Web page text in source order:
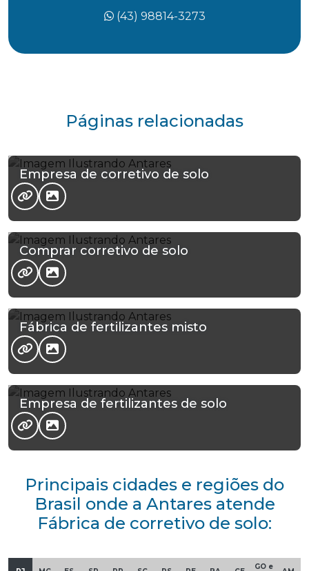
(43) 98814-3273
Páginas relacionadas
Empresa de corretivo de solo
Comprar corretivo de solo
Fábrica de fertilizantes misto
Empresa de fertilizantes de solo
Principais cidades e regiões do
Brasil onde a Antares atende
Fábrica de corretivo de solo:
GO e